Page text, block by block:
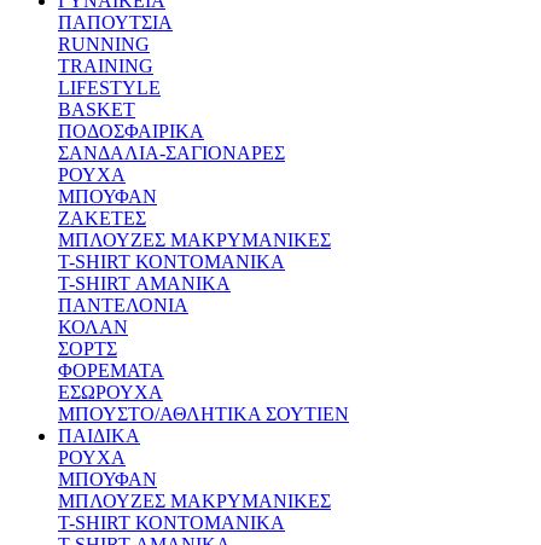
ΠΑΠΟΥΤΣΙΑ
RUNNING
TRAINING
LIFESTYLE
BASKET
ΠΟΔΟΣΦΑΙΡΙΚΑ
ΣΑΝΔΑΛΙΑ-ΣΑΓΙΟΝΑΡΕΣ
ΡΟΥΧΑ
ΜΠΟΥΦΑΝ
ΖΑΚΕΤΕΣ
ΜΠΛΟΥΖΕΣ ΜΑΚΡΥΜΑΝΙΚΕΣ
T-SHIRT ΚΟΝΤΟΜΑΝΙΚΑ
T-SHIRT ΑΜΑΝΙΚΑ
ΠΑΝΤΕΛΟΝΙΑ
ΚΟΛΑΝ
ΣΟΡΤΣ
ΦΟΡΕΜΑΤΑ
ΕΣΩΡΟΥΧΑ
ΜΠΟΥΣΤΟ/ΑΘΛΗΤΙΚΑ ΣΟΥΤΙΕΝ
ΠΑΙΔΙΚΑ
ΡΟΥΧΑ
ΜΠΟΥΦΑΝ
ΜΠΛΟΥΖΕΣ ΜΑΚΡΥΜΑΝΙΚΕΣ
T-SHIRT ΚΟΝΤΟΜΑΝΙΚΑ